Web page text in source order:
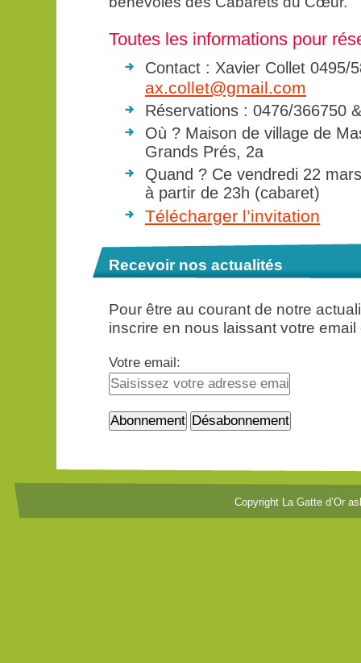
Toutes les informations pour
Contact : Xavier Collet 0495/
ax.collet@gmail.com
Réservations : 0476/366750
Où ? Maison de village de
Grands Prés, 2a
Quand ? Ce vendredi 22
à partir de 23h (cabaret)
Télécharger l’invitation
Recevoir nos actualités
Pour être au courant de notre
inscrire en nous laissant votre
Votre email:
Copyright La Gatte d’Or